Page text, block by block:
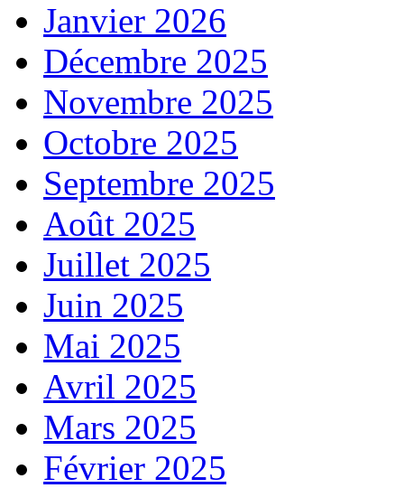
Janvier 2026
Décembre 2025
Novembre 2025
Octobre 2025
Septembre 2025
Août 2025
Juillet 2025
Juin 2025
Mai 2025
Avril 2025
Mars 2025
Février 2025